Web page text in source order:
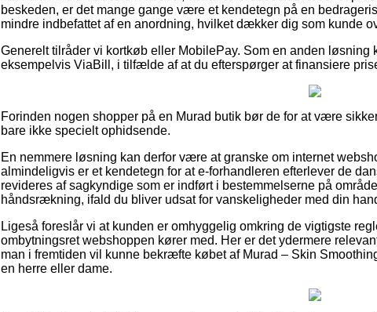
beskeden, er det mange gange være et kendetegn på en
mindre indbefattet af en anordning, hvilket dækker dig som kunde
Generelt tilråder vi kortkøb eller MobilePay. Som en anden løsning
eksempelvis ViaBill, i tilfælde af at du efterspørger at finansiere
Forinden nogen shopper på en Murad butik bør de for at være
bare ikke specielt ophidsende.
En nemmere løsning kan derfor være at granske om internet
almindeligvis er et kendetegn for at e-forhandleren efterlever de
revideres af sagkyndige som er indført i bestemmelserne på
håndsrækning, ifald du bliver udsat for vanskeligheder med din
Ligeså foreslår vi at kunden er omhyggelig omkring de vigtigste
ombytningsret webshoppen kører med. Her er det ydermere
man i fremtiden vil kunne bekræfte købet af Murad – Skin
en herre eller dame.